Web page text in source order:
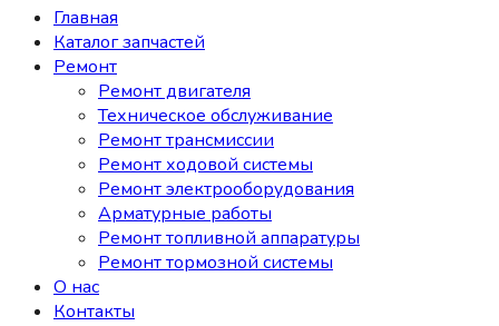
Главная
Каталог запчастей
Ремонт
Ремонт двигателя
Техническое обслуживание
Ремонт трансмиссии
Ремонт ходовой системы
Ремонт электрооборудования
Арматурные работы
Ремонт топливной аппаратуры
Ремонт тормозной системы
О нас
Контакты